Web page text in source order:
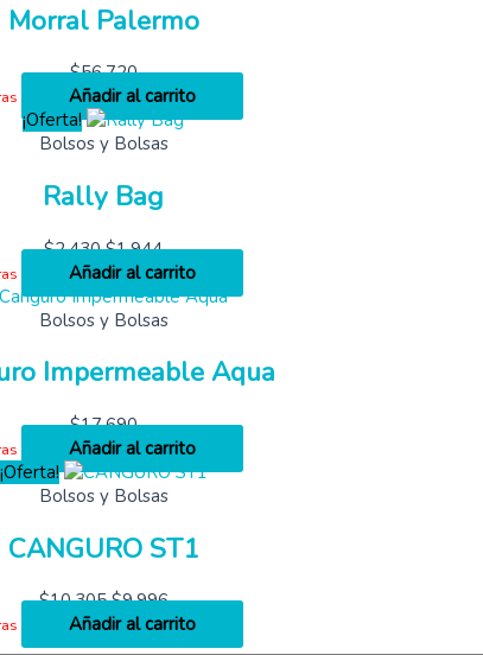
Morral Palermo
$56,720
Añadir al carrito
¡Oferta!
Bolsos y Bolsas
Rally Bag
$2,430 $1,944
Añadir al carrito
Bolsos y Bolsas
Impermeable Aqua
$17,690
Añadir al carrito
¡Oferta!
Bolsos y Bolsas
CANGURO ST1
$10,305 $9,996
Añadir al carrito